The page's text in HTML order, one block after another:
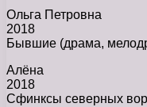
Ольга Петровна
2018
Бывшие (драма,
Алёна
2018
Сфинксы северных